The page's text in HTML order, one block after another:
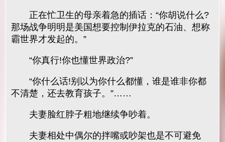
正在忙卫生的母亲着急的插话：“你胡说什么?
那场战争明明是美国想要控制伊拉克的石油、想称
霸世界才发起的。”
“你真行!你也懂世界政治?”
“你什么话!别以为你什么都懂，谁是谁非你都
不清楚，还去教育孩子。”……
夫妻脸红脖子粗地继续争吵着。
夫妻相处中偶尔的拌嘴或吵架也是不可避免